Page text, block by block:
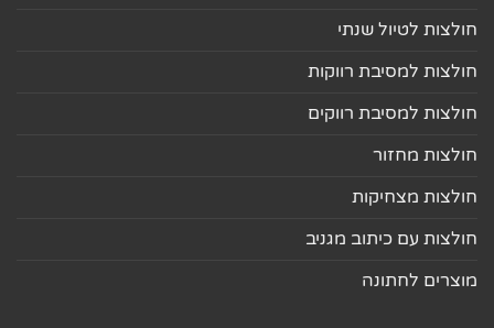
חולצות לטיול שנתי
חולצות למסיבת רווקות
חולצות למסיבת רווקים
חולצות מחזור
חולצות מצחיקות
חולצות עם כיתוב מגניב
מוצרים לחתונה